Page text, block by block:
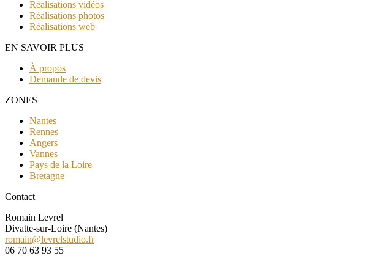
Réalisations vidéos
Réalisations photos
Réalisations web
EN SAVOIR PLUS
À propos
Demande de devis
ZONES
Nantes
Rennes
Angers
Vannes
Pays de la Loire
Bretagne
Contact
Romain Levrel
Divatte-sur-Loire (Nantes)
romain@levrelstudio.fr
06 70 63 93 55